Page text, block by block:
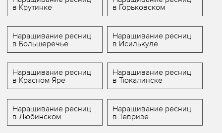
в Крутинке
в Горьковском
Наращивание ресниц
в Большеречье
Наращивание ресниц
в Исилькуле
Наращивание ресниц
в Красном Яре
Наращивание ресниц
в Тюкалинске
Наращивание ресниц
в Любинском
Наращивание ресниц
в Тевризе